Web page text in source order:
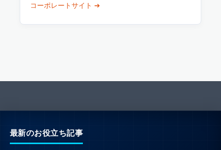
コーポレートサイト ➔
最新のお役立ち記事